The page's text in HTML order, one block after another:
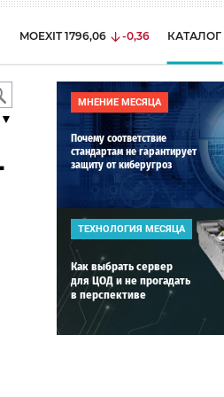
MOEXIT 1796,06 -0,36 КАТАЛОГ
▼
МНЕНИЕ МЕСЯЦА
Почему соответствие
стандартам не гарантирует
защиту от киберугроз
ТЕХНОЛОГИЯ МЕСЯЦА
Как выбрать сервер
для ЦОД и не прогадать
в перспективе